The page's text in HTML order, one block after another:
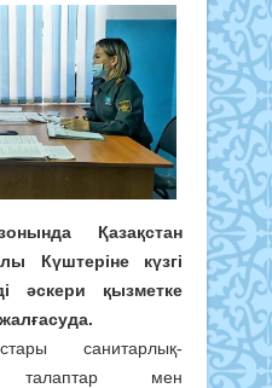
Қазақстан
Күштеріне күзгі
әскери қызметке
санитарлық-
талаптар мен